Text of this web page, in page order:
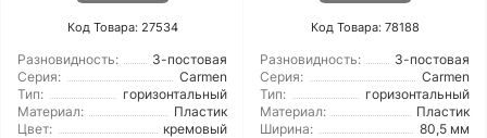
Код Товара: 27534
Разновидность:
3-постовая
Серия:
Carmen
Тип:
горизонтальный
Материал:
Пластик
Цвет:
кремовый
Код Товара: 78188
Разновидность:
3-постовая
Серия:
Carmen
Тип:
горизонтальный
Материал:
Пластик
Ширина:
80,5 мм